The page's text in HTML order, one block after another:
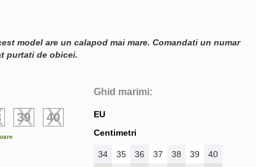
model are un calapod mai mare. Comandati un numar
purtati de obicei.
39 40
Ghid marimi:
EU
Centimetri
34 35 36 37 38 39
40